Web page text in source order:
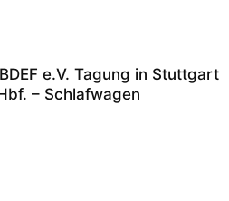
e.V. Tagung in Stuttgart
– Schlafwagen